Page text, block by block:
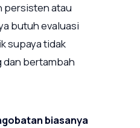
persisten atau
butuh evaluasi
supaya tidak
dan bertambah
biasanya